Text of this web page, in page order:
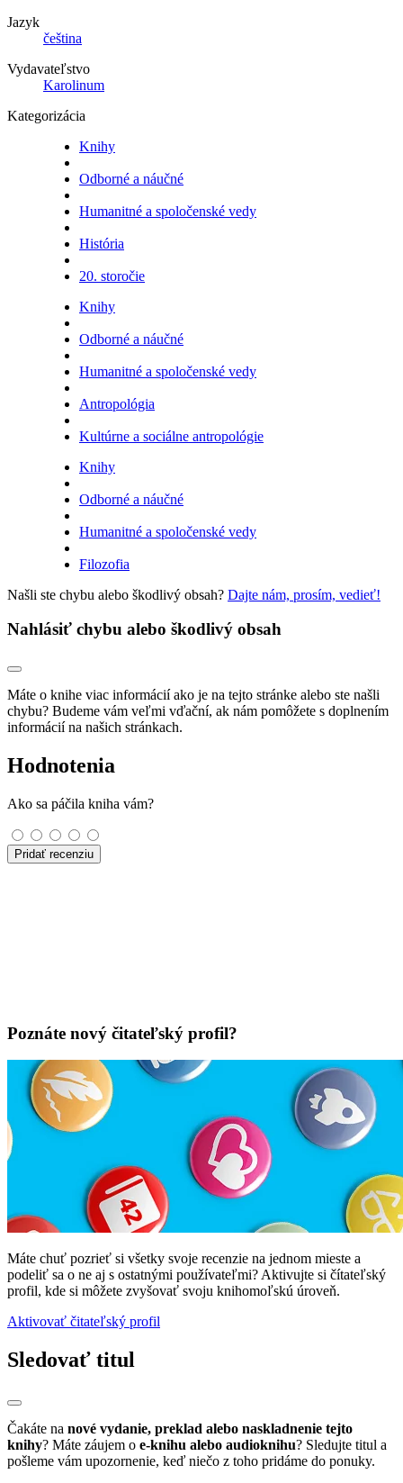
Jazyk
čeština
Vydavateľstvo
Karolinum
Kategorizácia
Knihy
Odborné a náučné
Humanitné a spoločenské vedy
História
20. storočie
Knihy
Odborné a náučné
Humanitné a spoločenské vedy
Antropológia
Kultúrne a sociálne antropológie
Knihy
Odborné a náučné
Humanitné a spoločenské vedy
Filozofia
Našli ste chybu alebo škodlivý obsah? Dajte nám, prosím, vedieť!
Nahlásiť chybu alebo škodlivý obsah
Máte o knihe viac informácií ako je na tejto stránke alebo ste našli
chybu? Budeme vám veľmi vďační, ak nám pomôžete s doplnením
informácií na našich stránkach.
Hodnotenia
Ako sa páčila kniha vám?
Pridať recenziu
Poznáte nový čitateľský profil?
Máte chuť pozrieť si všetky svoje recenzie na jednom mieste a
podeliť sa o ne aj s ostatnými používateľmi? Aktivujte si čítateľský
profil, kde si môžete zvyšovať svoju knihomoľskú úroveň.
Aktivovať čitateľský profil
Sledovať titul
Čakáte na nové vydanie, preklad alebo naskladnenie tejto
knihy? Máte záujem o e-knihu alebo audioknihu? Sledujte titul a
pošleme vám upozornenie, keď niečo z toho pridáme do ponuky.